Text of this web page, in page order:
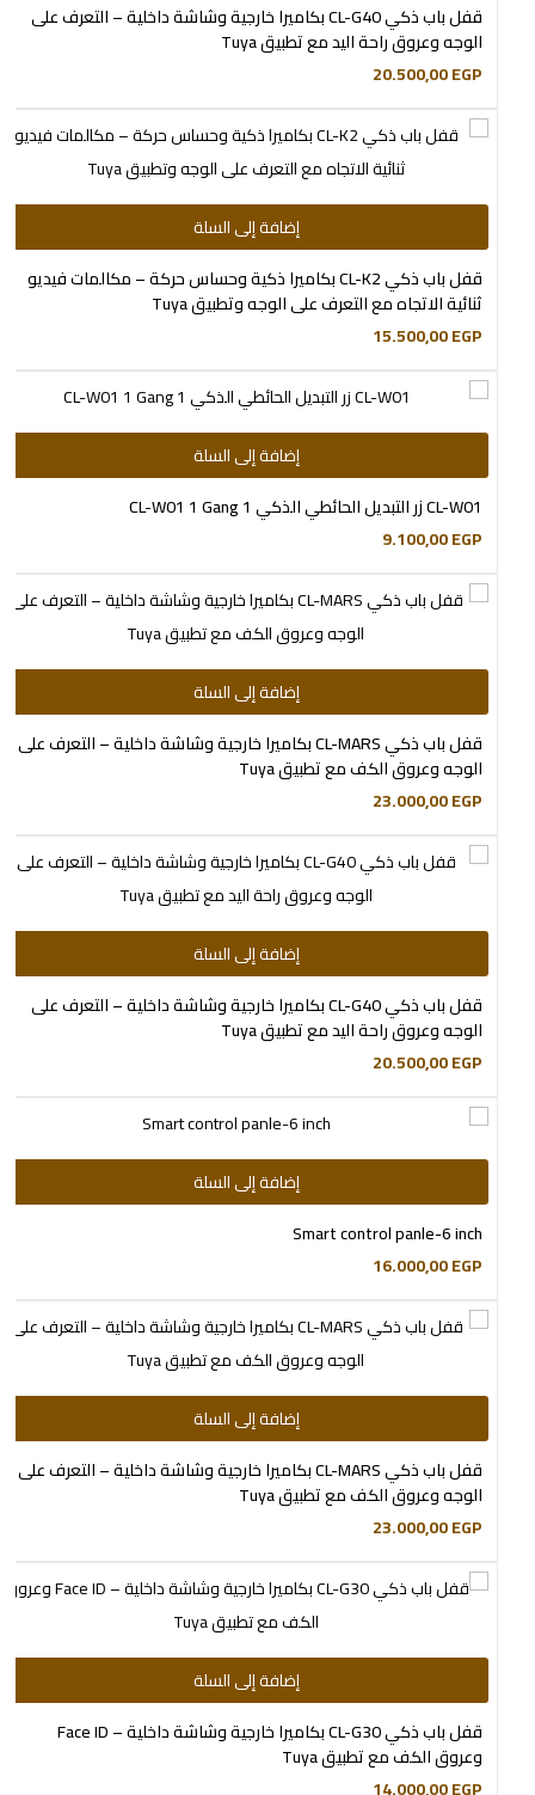
قفل باب ذكي CL-G40 بكاميرا خارجية وشاشة داخلية – التعرف على
الوجه وعروق راحة اليد مع تطبيق Tuya
20.500,00EGP
إضافة إلى السلة
قفل باب ذكي CL-K2 بكاميرا ذكية وحساس حركة – مكالمات فيديو
ثنائية الاتجاه مع التعرف على الوجه وتطبيق Tuya
15.500,00EGP
إضافة إلى السلة
CL-W01 زر التبديل الحائطي الذكي CL-W01 1 Gang 1
9.100,00EGP
إضافة إلى السلة
قفل باب ذكي CL-MARS بكاميرا خارجية وشاشة داخلية – التعرف على
الوجه وعروق الكف مع تطبيق Tuya
23.000,00EGP
إضافة إلى السلة
قفل باب ذكي CL-G40 بكاميرا خارجية وشاشة داخلية – التعرف على
الوجه وعروق راحة اليد مع تطبيق Tuya
20.500,00EGP
إضافة إلى السلة
Smart control panle-6 inch
16.000,00EGP
إضافة إلى السلة
قفل باب ذكي CL-MARS بكاميرا خارجية وشاشة داخلية – التعرف على
الوجه وعروق الكف مع تطبيق Tuya
23.000,00EGP
إضافة إلى السلة
قفل باب ذكي CL-G30 بكاميرا خارجية وشاشة داخلية – Face ID
وعروق الكف مع تطبيق Tuya